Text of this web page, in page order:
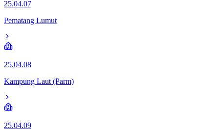
25.04.07
Pematang Lumut
25.04.08
Kampung Laut (Parm)
25.04.09